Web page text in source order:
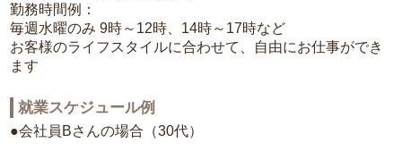
勤務時間例：
毎週水曜のみ 9時～12時、14時～17時など
お客様のライフスタイルに合わせて、自由にお仕事ができ
ます
就業スケジュール例
●会社員Bさんの場合（30代）